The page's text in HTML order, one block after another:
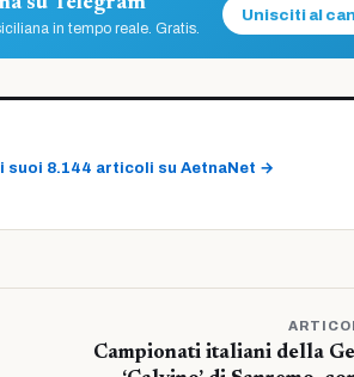
in tempo reale. Gratis.
Unisciti al
suoi 8.144 articoli su AetnaNet →
Campionati italiani della